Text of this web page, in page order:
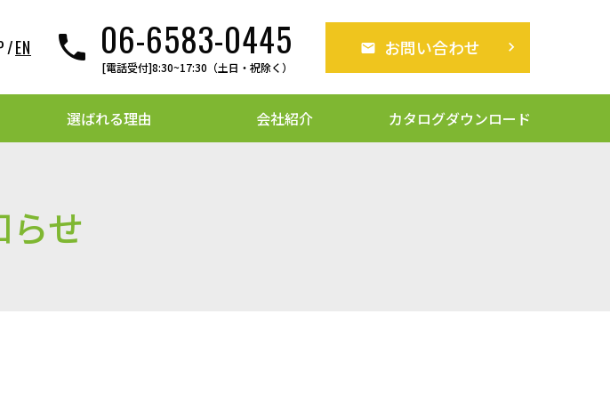
EN phone 06-6583-0445
[電話受付]8:30~17:30（土日・祝除く）
お問い合わせ keyboard_arrow_right
チタン継手類
選ばれる理由 会社紹介 カタログダウンロード
らせ